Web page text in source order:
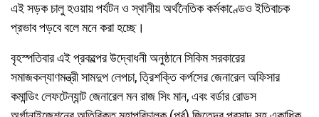
এই সড়ক চালু হওয়ায় পর্যটন ও স্থানীয় অর্থনৈতিক কর্মকাণ্ডেও ইতিবাচক
প্রভাব পড়বে বলে মনে করা হচ্ছে।
বৃহস্পতিবার এই প্রকল্পের উদ্বোধনী অনুষ্ঠানে সিকিম সরকারের
সমাজকল্যাণমন্ত্রী সামদুপ লেপচা, ত্রিশক্তি কর্পসের জেনারেল অফিসার
কমান্ডিং লেফটেন্যান্ট জেনারেল মন রাজ সিং মান, এবং বর্ডার রোডস